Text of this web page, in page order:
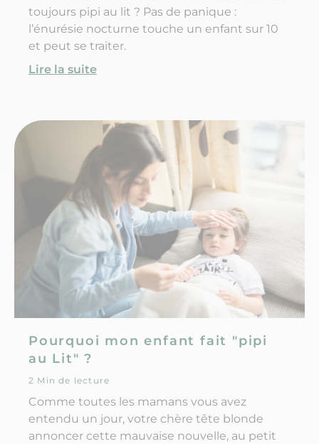
toujours pipi au lit ? Pas de panique :
l’énurésie nocturne touche un enfant sur 10
et peut se traiter.
Lire la suite
Pourquoi mon enfant fait "pipi
au Lit" ?
2 Min de lecture
Comme toutes les mamans vous avez
entendu un jour, votre chère tête blonde
annoncer cette mauvaise nouvelle, au petit